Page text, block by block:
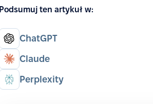
Podsumuj ten artykuł w:
ChatGPT
Claude
Perplexity